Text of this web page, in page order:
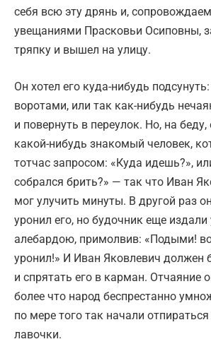
себя всю эту дрянь и,
увещаниями Прасковьи Осиповны,
тряпку и вышел на улицу.
Он хотел его куда-нибудь
воротами, или так как-нибудь
и повернуть в переулок. Но, на
какой-нибудь знакомый человек,
тотчас запросом: «Куда идешь?»,
собрался брить?» — так что Иван
мог улучить минуты. В другой раз
уронил его, но будочник еще издали
алебардою, примолвив: «Подыми!
уронил!» И Иван Яковлевич должен
и спрятать его в карман. Отчаяние
более что народ беспрестанно
по мере того так начали
лавочки.